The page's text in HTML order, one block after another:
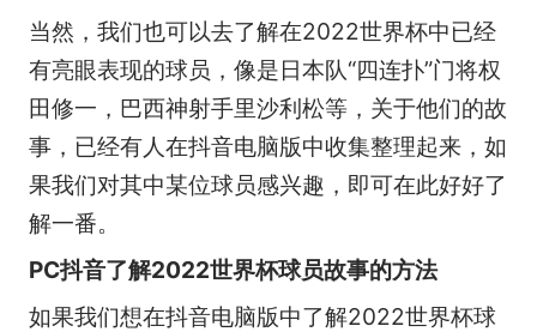
当然，我们也可以去了解在2022世界杯中已经
有亮眼表现的球员，像是日本队“四连扑”门将权
田修一，巴西神射手里沙利松等，关于他们的故
事，已经有人在抖音电脑版中收集整理起来，如
果我们对其中某位球员感兴趣，即可在此好好了
解一番。
PC抖音了解2022世界杯球员故事的方法
如果我们想在抖音电脑版中了解2022世界杯球